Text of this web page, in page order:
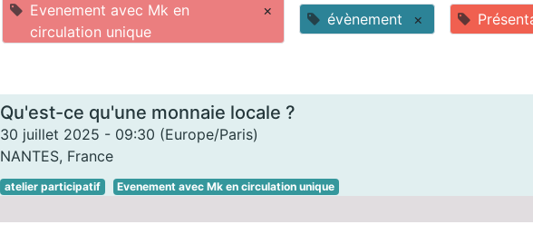
Evenement avec Mk en
circulation unique
× évènement ×
Qu'est-ce qu'une monnaie locale ?
30 juillet 2025 - 09:30 (Europe/Paris)
NANTES, France
atelier participatif Evenement avec Mk en circulation unique